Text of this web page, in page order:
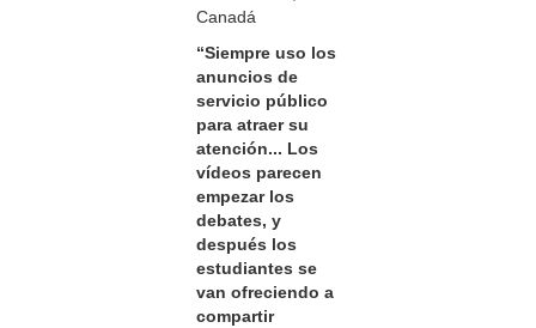
Canadá
“Siempre uso los
anuncios de
servicio público
para atraer su
atención... Los
vídeos parecen
empezar los
debates, y
después los
estudiantes se
van ofreciendo a
compartir